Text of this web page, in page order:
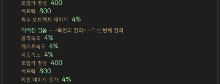
모험가 명성 400
버프력 800
특수 오브젝트 데미지 4%
이어진 걸음— <묵언의 진의> - 다섯 번째 진의
공격속도
4%
캐스트속도 4%
이동속도 4%
모험가 명성 400
버프력 800
최종 데미지 증가 4%